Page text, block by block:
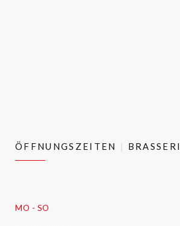
ÖFFNUNGSZEITEN
MO - SO